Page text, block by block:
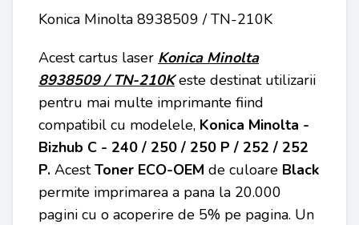
Konica Minolta 8938509 / TN-210K
Acest cartus laser Konica Minolta
8938509 / TN-210Keste destinat utilizarii
pentru mai multe imprimante fiind
compatibil cu modelele, Konica Minolta -
Bizhub C - 240 / 250 / 250 P / 252 / 252
P. AcestToner ECO-OEM de culoare Black
permite imprimarea a pana la 20.000
pagini cu o acoperire de 5% pe pagina. Un